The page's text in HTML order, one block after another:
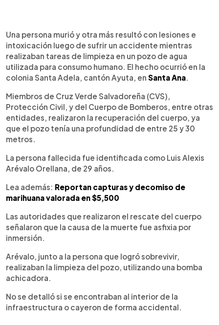
Escuchar artículo
Una persona murió y otra más resultó con lesiones e
intoxicación luego de sufrir un accidente mientras
realizaban tareas de limpieza en un pozo de agua
utilizada para consumo humano. El hecho ocurrió en la
colonia Santa Adela, cantón Ayuta, en Santa Ana
Miembros de Cruz Verde Salvadoreña (CVS),
Protección Civil, y del Cuerpo de Bomberos, entre otras
entidades, realizaron la recuperación del cuerpo, ya
que el pozo tenía una profundidad de entre 25 y 30
metros.
La persona fallecida fue identificada como Luis Alexis
Arévalo Orellana, de 29 años.
Lea además: Reportan capturas y decomiso de
marihuana valorada en $5,500
Las autoridades que realizaron el rescate del cuerpo
señalaron que la causa de la muerte fue asfixia por
inmersión.
Arévalo, junto a la persona que logró sobrevivir,
realizaban la limpieza del pozo, utilizando una bomba
achicadora.
No se detalló si se encontraban al interior de la
infraestructura o cayeron de forma accidental.